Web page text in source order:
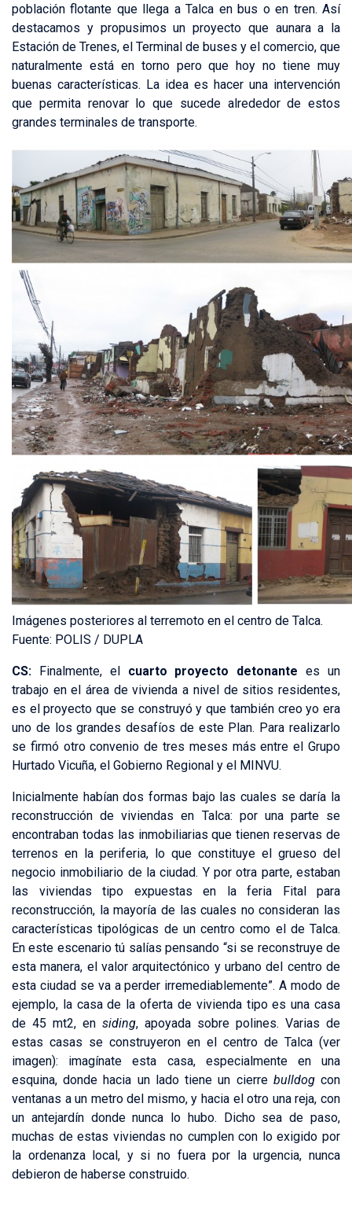
población flotante que llega a Talca en bus o en tren. Así
destacamos y propusimos un proyecto que aunara a la
Estación de Trenes, el Terminal de buses y el comercio, que
naturalmente está en torno pero que hoy no tiene muy
buenas características. La idea es hacer una intervención
que permita renovar lo que sucede alrededor de estos
grandes terminales de transporte.
Imágenes posteriores al terremoto en el centro de Talca.
Fuente: POLIS / DUPLA
CS: Finalmente, el cuarto proyecto detonante es un
trabajo en el área de vivienda a nivel de sitios residentes,
es el proyecto que se construyó y que también creo yo era
uno de los grandes desafíos de este Plan. Para realizarlo
se firmó otro convenio de tres meses más entre el Grupo
Hurtado Vicuña, el Gobierno Regional y el MINVU.
Inicialmente habían dos formas bajo las cuales se daría la
reconstrucción de viviendas en Talca: por una parte se
encontraban todas las inmobiliarias que tienen reservas de
terrenos en la periferia, lo que constituye el grueso del
negocio inmobiliario de la ciudad. Y por otra parte, estaban
las viviendas tipo expuestas en la feria Fital para
reconstrucción, la mayoría de las cuales no consideran las
características tipológicas de un centro como el de Talca.
En este escenario tú salías pensando “si se reconstruye de
esta manera, el valor arquitectónico y urbano del centro de
esta ciudad se va a perder irremediablemente”. A modo de
ejemplo, la casa de la oferta de vivienda tipo es una casa
de 45 mt2, en siding, apoyada sobre polines. Varias de
estas casas se construyeron en el centro de Talca (ver
imagen): imagínate esta casa, especialmente en una
esquina, donde hacia un lado tiene un cierre bulldogcon
ventanas a un metro del mismo, y hacia el otro una reja, con
un antejardín donde nunca lo hubo. Dicho sea de paso,
muchas de estas viviendas no cumplen con lo exigido por
la ordenanza local, y si no fuera por la urgencia, nunca
debieron de haberse construido.